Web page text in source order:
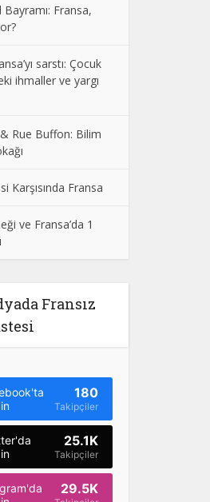
Fransa,
sarstı: Çocuk
ihmaller ve yargı
Rue Buffon: Bilim
Karşısında Fransa
ve Fransa’da 1
Fransız
180
Takipçiler
25.1K
Takipçiler
29.5K